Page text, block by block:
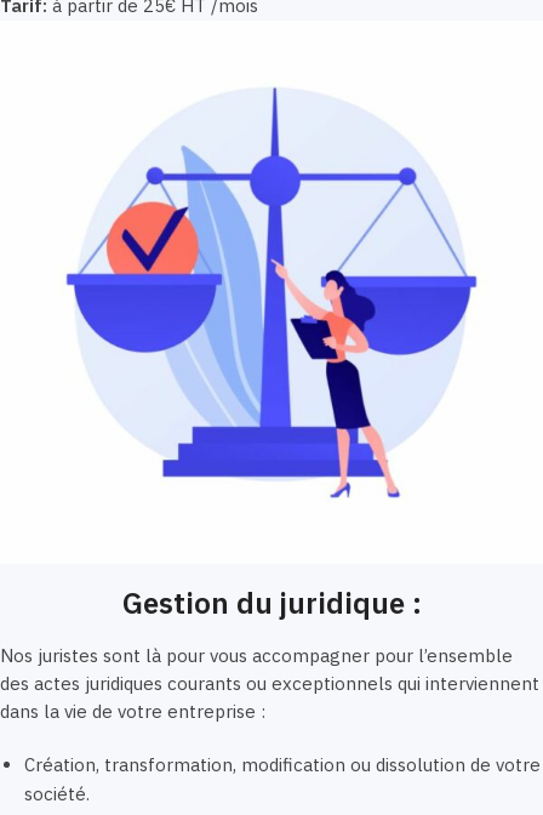
Tarif: à partir de 25€ HT /mois
Gestion du juridique :
Nos juristes sont là pour vous accompagner pour l’ensemble
des actes juridiques courants ou exceptionnels qui interviennent
dans la vie de votre entreprise :
Création, transformation, modification ou dissolution de votre
société.